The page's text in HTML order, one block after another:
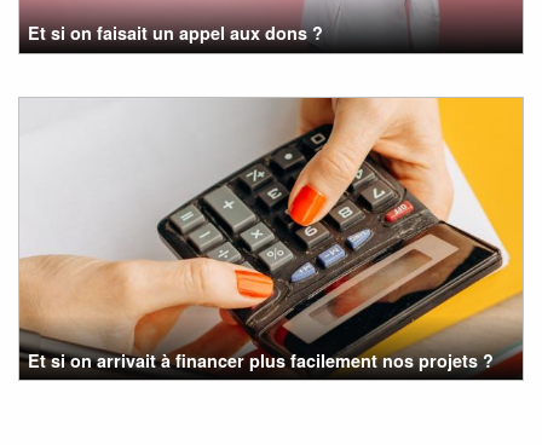
Et si on faisait un appel aux dons ?
Et si on arrivait à financer plus facilement nos projets ?